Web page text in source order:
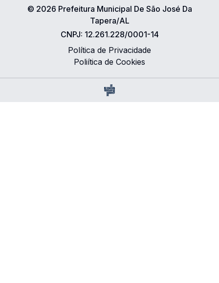
© 2026 Prefeitura Municipal De São José Da
Tapera/AL
CNPJ: 12.261.228/0001-14
Política de Privacidade
Poliítica de Cookies